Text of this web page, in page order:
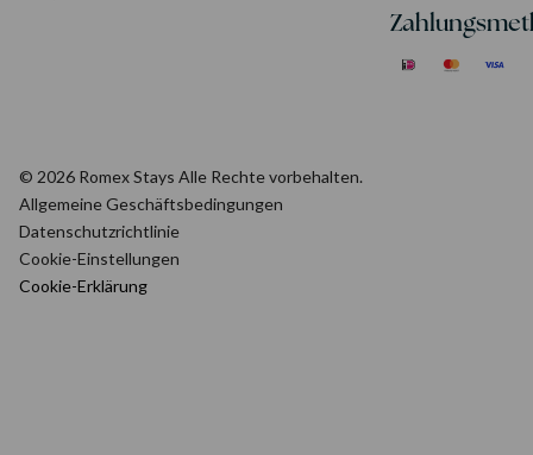
© 2026 Romex Stays Alle Rechte vorbehalten.
Allgemeine Geschäftsbedingungen
Datenschutzrichtlinie
Cookie-Einstellungen
Cookie-Erklärung